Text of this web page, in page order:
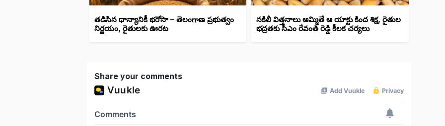
తడిసిన ధాన్యానికీ భరోసా – తెలంగాణ ప్రభుత్వం
నిర్ణయం, రైతులకు ఊరట
నకిలీ విత్తనాలు అమ్మితే ఆ యాక్టు కింద శిక్ష, రైతుల
భద్రతకు సీఎం రేవంత్ రెడ్డి కీలక చర్యలు
Share your comments